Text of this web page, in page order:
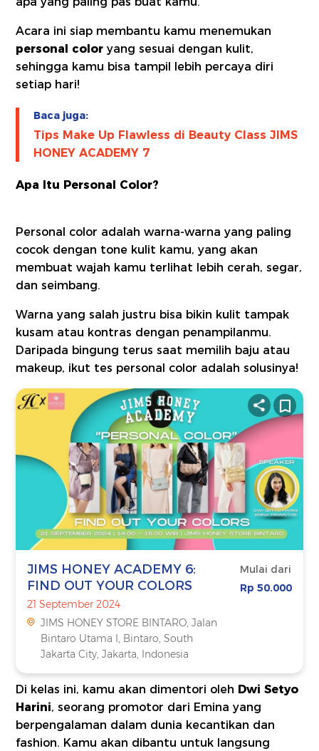
Acara ini siap membantu kamu menemukan
personal color yang sesuai dengan kulit,
sehingga kamu bisa tampil lebih percaya diri
setiap hari!
Baca juga:
Tips Make Up Flawless di Beauty Class JIMS
HONEY ACADEMY 7
Apa Itu Personal Color?
Personal color adalah warna-warna yang paling
cocok dengan tone kulit kamu, yang akan
membuat wajah kamu terlihat lebih cerah, segar,
dan seimbang.
Warna yang salah justru bisa bikin kulit tampak
kusam atau kontras dengan penampilanmu.
Daripada bingung terus saat memilih baju atau
makeup, ikut tes personal color adalah solusinya!
JIMS HONEY ACADEMY 6:
FIND OUT YOUR COLORS
21 September 2024
JIMS HONEY STORE BINTARO, Jalan
Bintaro Utama I, Bintaro, South
Jakarta City, Jakarta, Indonesia
Mulai dari
Rp 50.000
Di kelas ini, kamu akan dimentori oleh Dwi Setyo
Harini, seorang promotor dari Emina yang
berpengalaman dalam dunia kecantikan dan
fashion. Kamu akan dibantu untuk langsung